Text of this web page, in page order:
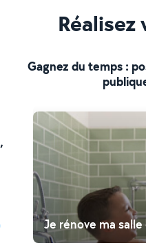
Réalisez
Gagnez du temps :
Je rénove ma salle